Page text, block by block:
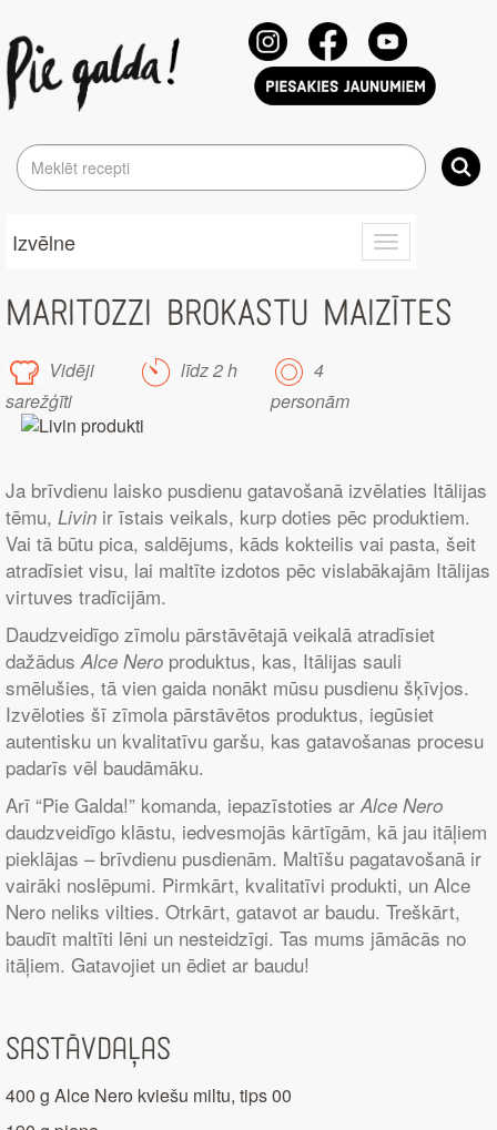
Toggle
navigation
Izvēlne
MARITOZZI BROKASTU MAIZĪTES
Vidēji
sarežģīti
līdz 2 h
4
personām
Ja brīvdienu laisko pusdienu gatavošanā izvēlaties Itālijas
tēmu, Livin ir īstais veikals, kurp doties pēc produktiem.
Vai tā būtu pica, saldējums, kāds kokteilis vai pasta, šeit
atradīsiet visu, lai maltīte izdotos pēc vislabākajām Itālijas
virtuves tradīcijām.
Daudzveidīgo zīmolu pārstāvētajā veikalā atradīsiet
dažādusAlce Nero produktus, kas, Itālijas sauli
smēlušies, tā vien gaida nonākt mūsu pusdienu šķīvjos.
Izvēloties šī zīmola pārstāvētos produktus, iegūsiet
autentisku un kvalitatīvu garšu, kas gatavošanas procesu
padarīs vēl baudāmāku.
Arī “Pie Galda!” komanda, iepazīstoties arAlce Nero
daudzveidīgo klāstu, iedvesmojās kārtīgām, kā jau itāļiem
pieklājas – brīvdienu pusdienām. Maltīšu pagatavošanā ir
vairāki noslēpumi. Pirmkārt, kvalitatīvi produkti, un Alce
Nero neliks vilties. Otrkārt, gatavot ar baudu. Treškārt,
baudīt maltīti lēni un nesteidzīgi. Tas mums jāmācās no
itāļiem. Gatavojiet un ēdiet ar baudu!
Sastāvdaļas
400 g Alce Nero kviešu miltu, tips 00